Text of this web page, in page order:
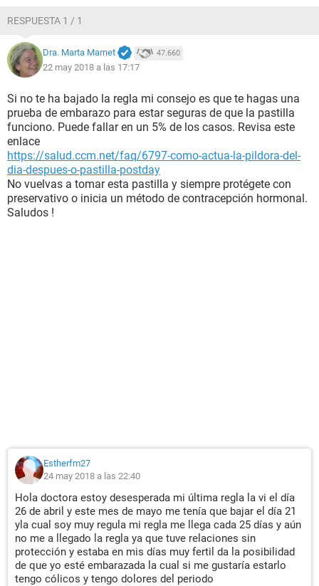
RESPUESTA 1 / 1
Dra. Marta Marnet 47.660
22 may 2018 a las 17:17
Si no te ha bajado la regla mi consejo es que te hagas una
prueba de embarazo para estar seguras de que la pastilla
funciono. Puede fallar en un 5% de los casos. Revisa este
enlace
https://salud.ccm.net/faq/6797-como-actua-la-pildora-del-
dia-despues-o-pastilla-postday
No vuelvas a tomar esta pastilla y siempre protégete con
preservativo o inicia un método de contracepción hormonal.
Saludos !
Estherfm27
24 may 2018 a las 22:40
Hola doctora estoy desesperada mi última regla la vi el día
26 de abril y este mes de mayo me tenía que bajar el día 21
yla cual soy muy regula mi regla me llega cada 25 días y aún
no me a llegado la regla ya que tuve relaciones sin
protección y estaba en mis días muy fertil da la posibilidad
de que yo esté embarazada la cual si me gustaría estarlo
tengo cólicos y tengo dolores del periodo